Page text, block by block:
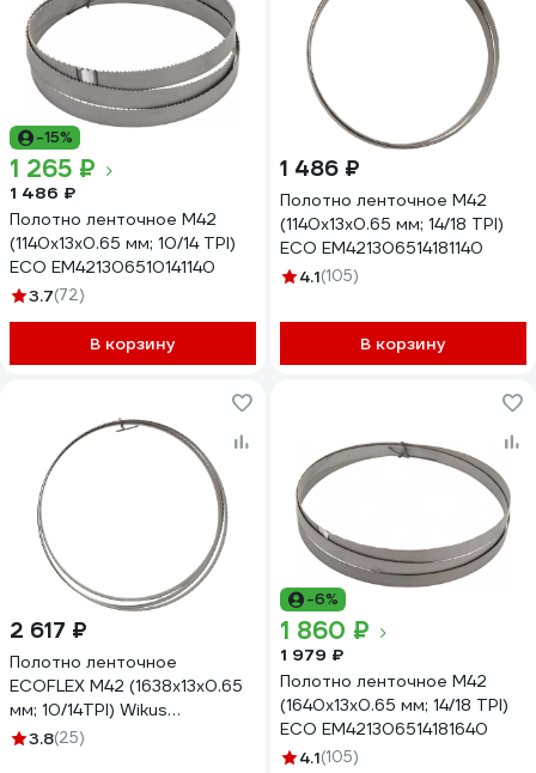
-15%
1 265 ₽
1 486 ₽
Полотно ленточное М42
(1140х13х0.65 мм; 10/14 TPI)
ECO EM421306510141140
3.7(72)
В корзину
1 486 ₽
Полотно ленточное М42
(1140х13х0.65 мм; 14/18 TPI)
ECO EM421306514181140
4.1(105)
В корзину
2 617 ₽
Полотно ленточное
ECOFLEX М42 (1638х13х0.65
мм; 10/14TPI) Wikus
Sagenfabrik
3.8(25)
-6%
1 860 ₽
1 979 ₽
Полотно ленточное М42
(1640х13х0.65 мм; 14/18 TPI)
ECO EM421306514181640
4.1(105)